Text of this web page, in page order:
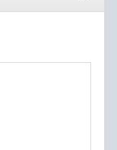
janela